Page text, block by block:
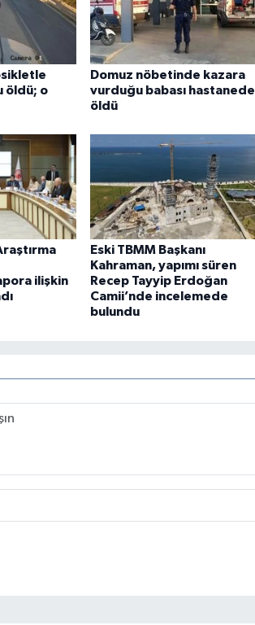
öldü; o
Domuz nöbetinde kazara
vurduğu babası hastanede
öldü
ilişkin
Eski TBMM Başkanı
Kahraman, yapımı süren
Recep Tayyip Erdoğan
Camii’nde incelemede
bulundu